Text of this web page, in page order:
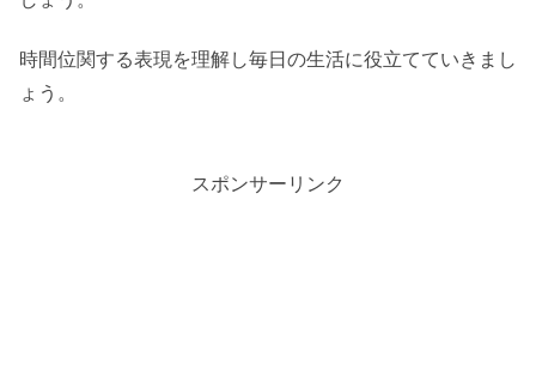
時間位関する表現を理解し毎日の生活に役立てていきまし
ょう。
スポンサーリンク